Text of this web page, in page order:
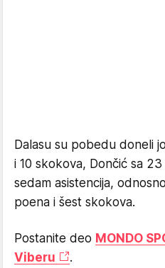
Dalasu su pobedu doneli
i 10 skokova, Dončić sa
sedam asistencija,
poena i šest skokova.
Postanite deo MONDO
Viberu
.